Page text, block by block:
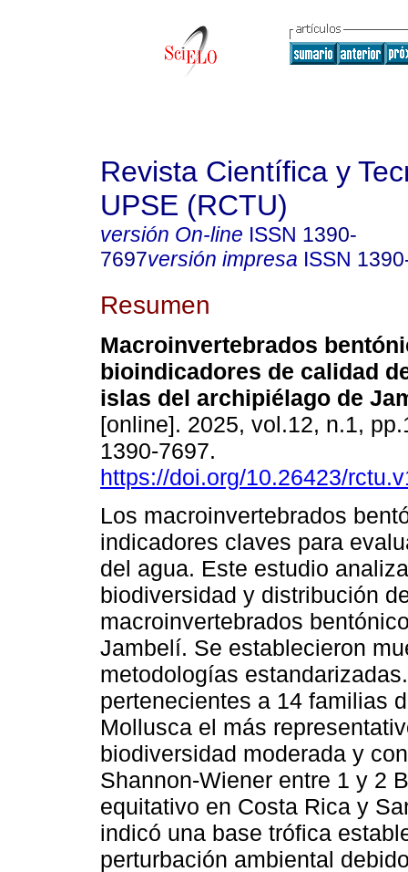
Revista Científica y
UPSE (RCTU)
versión On-line ISSN 1390-
7697versión impresa ISSN
Resumen
Macroinvertebrados
bioindicadores de calidad
islas del archipiélago de
[online]. 2025, vol.12, n.1,
1390-7697.
https://doi.org/10.26423/
Los macroinvertebrados
indicadores claves para
del agua. Este estudio
biodiversidad y distribución
macroinvertebrados
Jambelí. Se establecieron
metodologías
pertenecientes a 14 familias
Mollusca el más
biodiversidad moderada y
Shannon-Wiener entre 1 y 2
equitativo en Costa Rica y
indicó una base trófica
perturbación ambiental